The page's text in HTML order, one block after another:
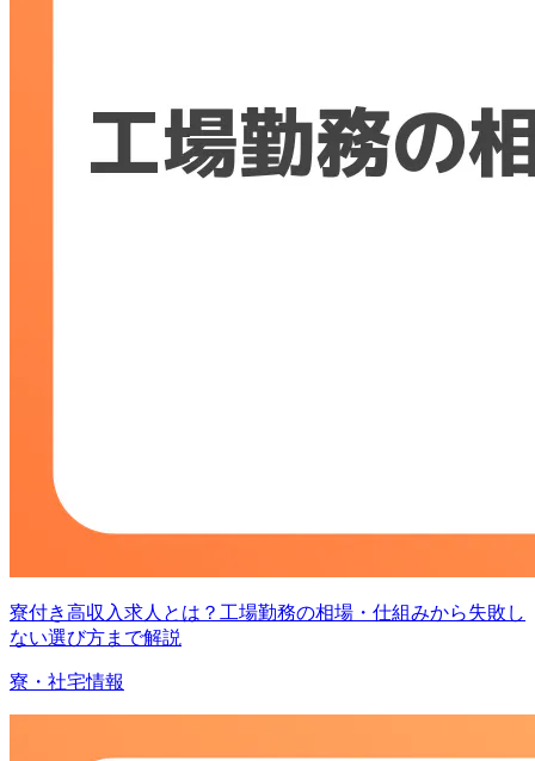
寮付き高収入求人とは？工場勤務の相場・仕組みから失敗し
ない選び方まで解説
寮・社宅情報